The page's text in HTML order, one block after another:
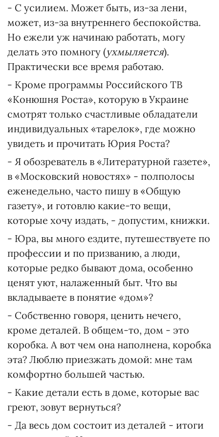
- С усилием. Может быть, из-за лени,
может, из-за внутреннего беспокойства.
Но ежели уж начинаю работать, могу
делать это помногу (ухмыляется).
Практически все время работаю.
- Кроме программы Российского ТВ
«Конюшня Роста», которую в Украине
смотрят только счастливые обладатели
индивидуальных «тарелок», где можно
увидеть и прочитать Юрия Роста?
- Я обозреватель в «Литературной газете»,
в «Московский новостях» - полполосы
еженедельно, часто пишу в «Общую
газету», и готовлю какие-то вещи,
которые хочу издать, - допустим, книжки.
- Юра, вы много ездите, путешествуете по
профессии и по призванию, а люди,
которые редко бывают дома, особенно
ценят уют, налаженный быт. Что вы
вкладываете в понятие «дом»?
- Собственно говоря, ценить нечего,
кроме деталей. В общем-то, дом - это
коробка. А вот чем она наполнена, коробка
эта? Люблю приезжать домой: мне там
комфортно большей частью.
- Какие детали есть в доме, которые вас
греют, зовут вернуться?
- Да весь дом состоит из деталей - итоги